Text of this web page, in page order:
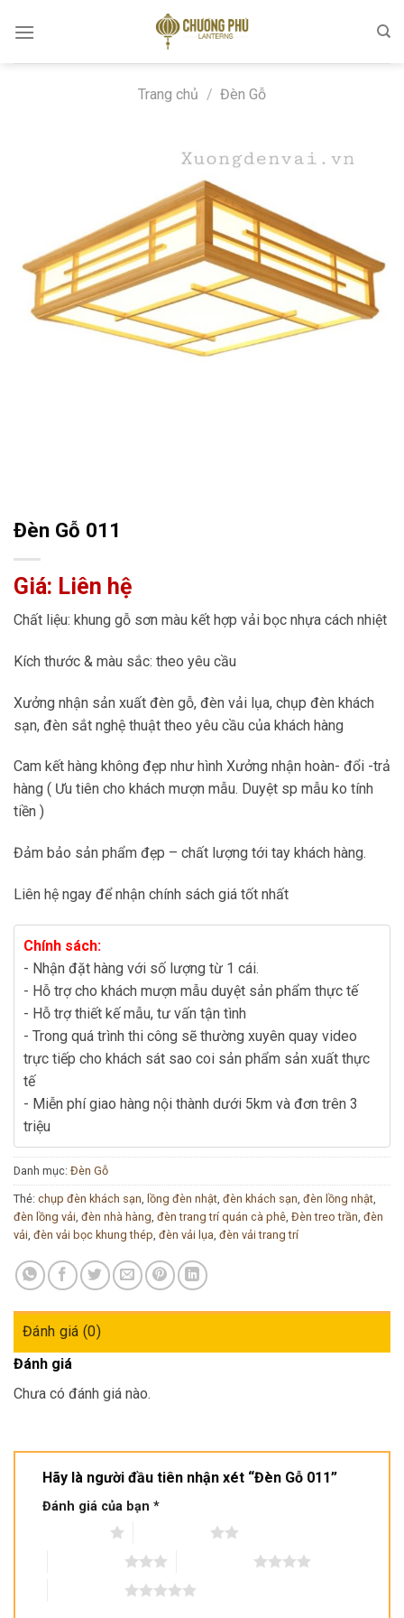
Trang chủ / Đèn Gỗ
Đèn Gỗ 011
Giá: Liên hệ
Chất liệu: khung gỗ sơn màu kết hợp vải bọc nhựa cách nhiệt
Kích thước & màu sắc: theo yêu cầu
Xưởng nhận sản xuất đèn gỗ, đèn vải lụa, chụp đèn khách
sạn, đèn sắt nghệ thuật theo yêu cầu của khách hàng
Cam kết hàng không đẹp như hình Xưởng nhận hoàn- đổi -trả
hàng ( Ưu tiên cho khách mượn mẫu. Duyệt sp mẫu ko tính
tiền )
Đảm bảo sản phẩm đẹp – chất lượng tới tay khách hàng.
Liên hệ ngay để nhận chính sách giá tốt nhất
Chính sách:
- Nhận đặt hàng với số lượng từ 1 cái.
- Hỗ trợ cho khách mượn mẫu duyệt sản phẩm thực tế
- Hỗ trợ thiết kế mẫu, tư vấn tận tình
- Trong quá trình thi công sẽ thường xuyên quay video
trực tiếp cho khách sát sao coi sản phẩm sản xuất thực
tế
- Miễn phí giao hàng nội thành dưới 5km và đơn trên 3
triệu
Danh mục: Đèn Gỗ
Thẻ: chụp đèn khách sạn lồng đèn nhật đèn khách sạn đèn lồng nhật
đèn lồng vải đèn nhà hàng đèn trang trí quán cà phê Đèn treo trần đèn
vải đèn vải bọc khung thép đèn vải lụa đèn vải trang trí
Đánh giá (0)
Đánh giá
Chưa có đánh giá nào.
Hãy là người đầu tiên nhận xét “Đèn Gỗ 011”
Đánh giá của bạn *